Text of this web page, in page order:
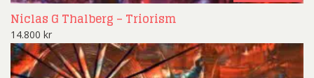
Niclas G Thalberg – Triorism
14.800 kr